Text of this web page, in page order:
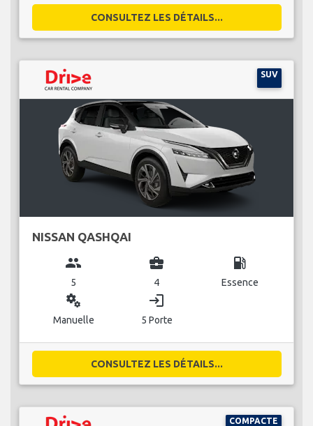
CONSULTEZ LES DÉTAILS...
SUV
NISSAN QASHQAI
group
5
business_center
4
local_gas_station
Essence
miscellaneous_services
Manuelle
login
5 Porte
CONSULTEZ LES DÉTAILS...
COMPACTE